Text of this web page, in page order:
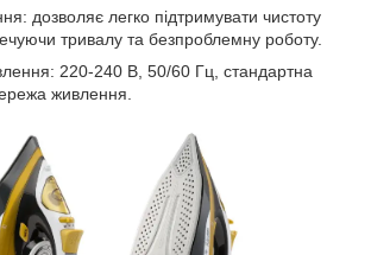
дозволяє легко підтримувати чистоту
тривалу та безпроблемну роботу.
220-240 В, 50/60 Гц, стандартна
живлення.